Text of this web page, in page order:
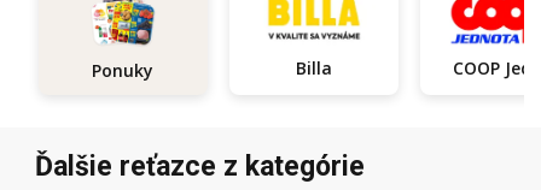
Ponuky Billa
Ďalšie reťazce z kategórie